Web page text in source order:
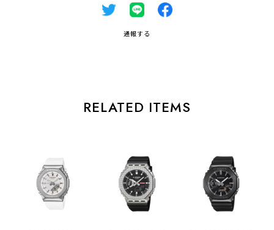
通報する
RELATED ITEMS